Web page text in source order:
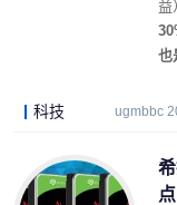
益
也
科技 ugmbbc